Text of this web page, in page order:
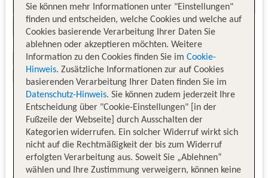
Sie können mehr Informationen unter "Einstellungen"
finden und entscheiden, welche Cookies und welche auf
Cookies basierende Verarbeitung Ihrer Daten Sie
ablehnen oder akzeptieren möchten. Weitere
Information zu den Cookies finden Sie im Cookie-
Hinweis. Zusätzliche Informationen zur auf Cookies
basierenden Verarbeitung Ihrer Daten finden Sie im
Datenschutz-Hinweis. Sie können zudem jederzeit Ihre
Entscheidung über "Cookie-Einstellungen" [in der
Fußzeile der Webseite] durch Ausschalten der
Kategorien widerrufen. Ein solcher Widerruf wirkt sich
nicht auf die Rechtmäßigkeit der bis zum Widerruf
erfolgten Verarbeitung aus. Soweit Sie „Ablehnen“
wählen und Ihre Zustimmung verweigern, können keine